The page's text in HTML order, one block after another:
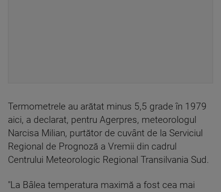
Termometrele au arătat minus 5,5 grade în 1979
aici, a declarat, pentru Agerpres, meteorologul
Narcisa Milian, purtător de cuvânt de la Serviciul
Regional de Prognoză a Vremii din cadrul
Centrului Meteorologic Regional Transilvania Sud.
"La Bâlea temperatura maximă a fost cea mai